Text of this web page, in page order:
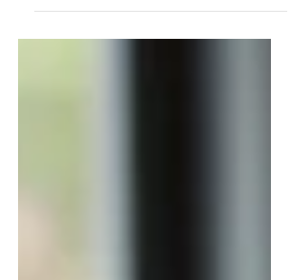
İstemiyor Ne Yapabilirim? Sabah
alarmı çaldığında herkesin